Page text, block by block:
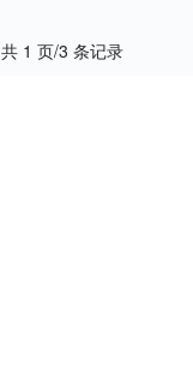
共 1 页/3 条记录